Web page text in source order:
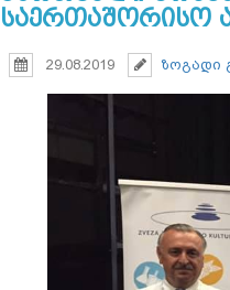
საერთაშორისო
29.08.2019 ზოგადი